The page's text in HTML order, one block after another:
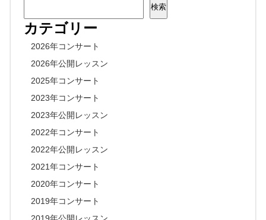
検索
カテゴリー
2026年コンサート
2026年公開レッスン
2025年コンサート
2023年コンサート
2023年公開レッスン
2022年コンサート
2022年公開レッスン
2021年コンサート
2020年コンサート
2019年コンサート